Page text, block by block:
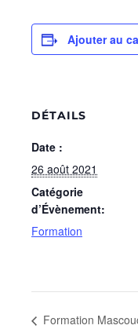
Ajouter au
DÉTAILS
Date :
26 août 2021
Catégorie
d’Évènement:
Formation
Formation